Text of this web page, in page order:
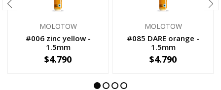
MOLOTOW
#006 zinc yellow -
1.5mm
+
$4.790
MOLOTOW
#085 DARE orange -
1.5mm
+
$4.790